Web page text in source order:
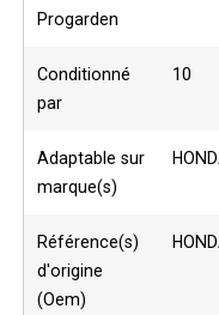
Progarden
Conditionné
par
10
Adaptable sur
marque(s)
Référence(s)
d'origine
(Oem)